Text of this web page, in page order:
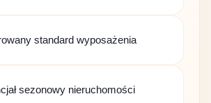
standard wyposażenia
sezonowy nieruchomości